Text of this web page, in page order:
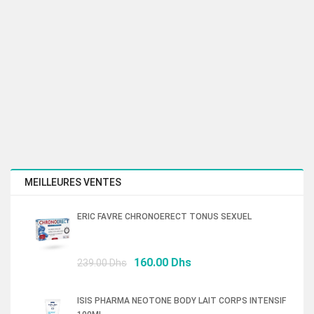
MEILLEURES VENTES
ERIC FAVRE CHRONOERECT TONUS SEXUEL
239.00Dhs
Le
initial
160.00 DhsLe
actuel
ISIS PHARMA NEOTONE BODY LAIT CORPS INTENSIF